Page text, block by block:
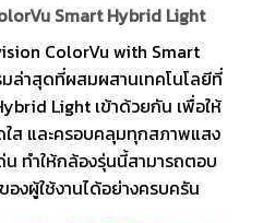
Smart Hybrid Light
ColorVu with Smart
ล่าสุดที่ผสมผสานเทคโนโลยีที่
Light เข้าด้วยกัน เพื่อให้
ส และครอบคลุมทุกสภาพแสง
ทำให้กล้องรุ่นนี้สามารถตอบ
งผู้ใช้งานได้อย่างครบครัน